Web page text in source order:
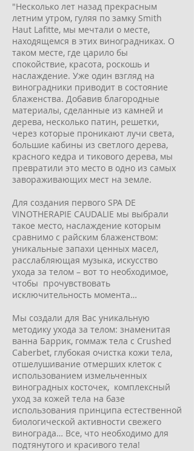
"Несколько лет назад прекрасным
летним утром, гуляя по замку Smith
Haut Lafitte, мы мечтали о месте,
находящемся в этих виноградниках. О
таком месте, где царило бы
спокойствие, красота, роскошь и
наслаждение. Уже один взгляд на
виноградники приводит в состояние
блаженства. Добавив благородные
материалы, сделанные из камней и
дерева, несколько патин, решетки,
через которые проникают лучи света,
большие кабины из светлого дерева,
красного кедра и тикового дерева, мы
превратили это место в одно из самых
завораживающих мест на земле.
Для создания первого SPA DE
VINOTHERAPIE CAUDALIE мы выбрали
такое место, наслаждение которым
сравнимо с райским блаженством:
уникальные запахи ценных масел,
расслабляющая музыка, искусство
ухода за телом – вот то необходимое,
чтобы прочувствовать
исключительность момента…
Мы создали для Вас уникальную
методику ухода за телом: знаменитая
ванна Баррик, гоммаж тела с Crushed
Caberbet, глубокая очистка кожи тела,
отшелушивание отмерших клеток с
использованием измельченных
виноградных косточек, комплексный
уход за кожей тела на базе
использования принципа естественной
биологической активности свежего
винограда… Все, что необходимо для
подтянутого и красивого тела!